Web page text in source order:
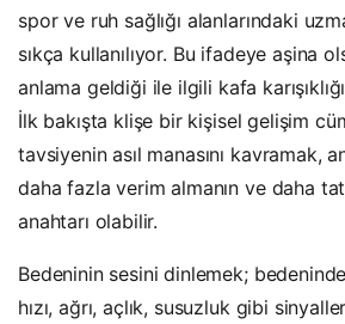
spor ve ruh sağlığı alanlarındaki
sıkça kullanılıyor. Bu ifadeye aşina
anlama geldiği ile ilgili kafa
İlk bakışta klişe bir kişisel gelişim
tavsiyenin asıl manasını kavramak,
daha fazla verim almanın ve daha
anahtarı olabilir.
Bedeninin sesini dinlemek;
hızı, ağrı, açlık, susuzluk gibi